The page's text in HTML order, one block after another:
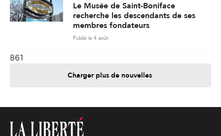
Le Musée de Saint-Boniface
recherche les descendants de ses
membres fondateurs
Publié le 4 août
861
Charger plus de nouvelles